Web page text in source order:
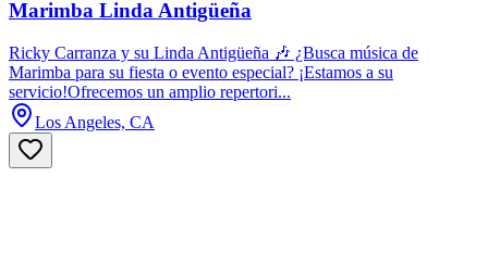
Marimba Linda Antigüeña
Ricky Carranza y su Linda Antigüeña 🎶 ¿Busca música de
Marimba para su fiesta o evento especial? ¡Estamos a su
servicio!Ofrecemos un amplio repertori...
Los Angeles, CA